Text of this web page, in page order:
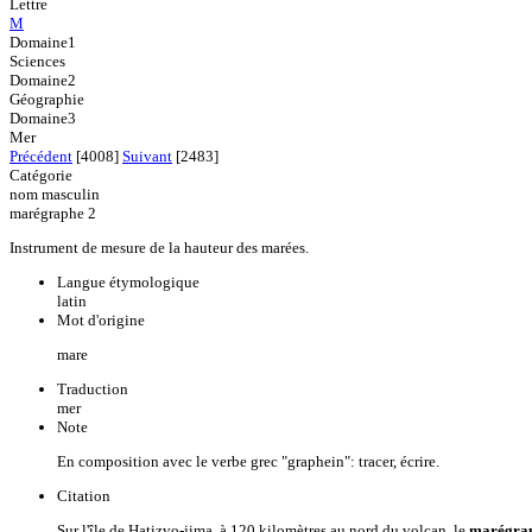
Lettre
M
Domaine1
Sciences
Domaine2
Géographie
Domaine3
Mer
Précédent [4008] Suivant [2483]
Catégorie
nom masculin
marégraphe 2
Instrument de mesure de la hauteur des marées.
Langue étymologique
latin
Mot d'origine
mare
Traduction
mer
Note
En composition avec le verbe grec "graphein": tracer, écrire.
Citation